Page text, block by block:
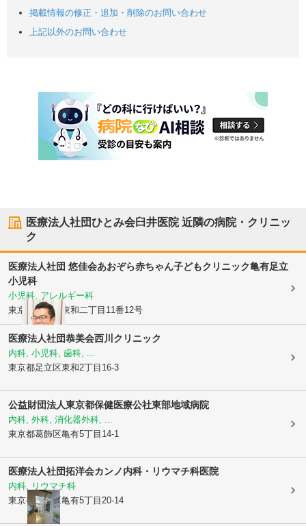
掲載情報の修正・追加・削除のお問い合わせ
上記以外のお問い合わせ
医療法人社団ひとみ会臼井医院近隣の病院・クリニッ
ク
医療法人社団 悠佳会あおぞら赤ちゃん子どもクリニック亀有足立
小児科
小児科, アレルギー科
東京都足立区東和二丁目11番12号
医療法人社団恭美会西川クリニック
内科, 小児科, 歯科, ...
東京都足立区東和2丁目16-3
公益財団法人東京都保健医療公社東部地域病院
内科, 外科, 消化器外科, ...
東京都葛飾区亀有5丁目14-1
医療法人社団拓洋会カンノ内科・リウマチ科医院
内科, リウマチ科
東京都葛飾区亀有5丁目20-14